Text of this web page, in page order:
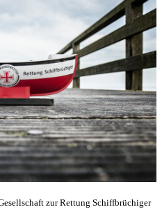
zur Rettung Schiffbrüchiger